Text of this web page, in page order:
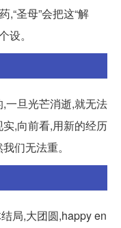
,“圣母”会把这“解
设。
一旦光芒消逝,就无法
,向前看,用新的经历
们无法重。
局,大团圆,happy en